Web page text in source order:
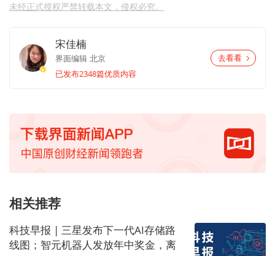
未经正式授权严禁转载本文，侵权必究。
宋佳楠
界面编辑 北京
已发布2348篇优质内容
去看看
相关推荐
科技早报 | 三星发布下一代AI存储路
线图；智元机器人发放年中奖金，离